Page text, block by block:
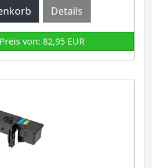
Details
von: 82,95 EUR